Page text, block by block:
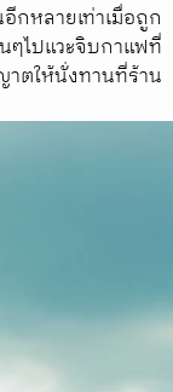
กหลายเท่าเมื่อถูก
ๆไปแวะจิบกาแฟที่
าตให้นั่งทานที่ร้าน